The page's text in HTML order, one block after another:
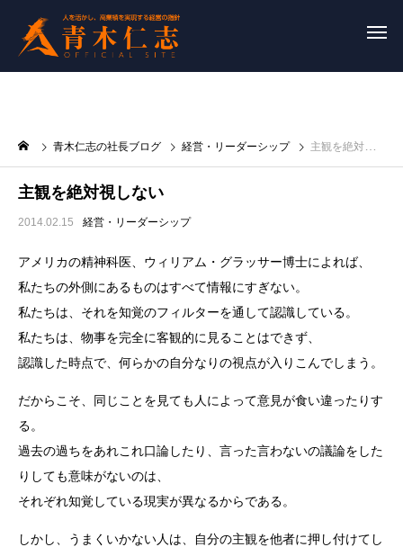
青木仁志の社長ブログ 経営・リーダーシップ 主観を絶対視しない
主観を絶対視しない
2014.02.15 経営・リーダーシップ
アメリカの精神科医、ウィリアム・グラッサー博士によれば、
私たちの外側にあるものはすべて情報にすぎない。
私たちは、それを知覚のフィルターを通して認識している。
私たちは、物事を完全に客観的に見ることはできず、
認識した時点で、何らかの自分なりの視点が入りこんでしまう。
だからこそ、同じことを見ても人によって意見が食い違ったりす
る。
過去の過ちをあれこれ口論したり、言った言わないの議論をした
りしても意味がないのは、
それぞれ知覚している現実が異なるからである。
しかし、うまくいかない人は、自分の主観を他者に押し付けてし